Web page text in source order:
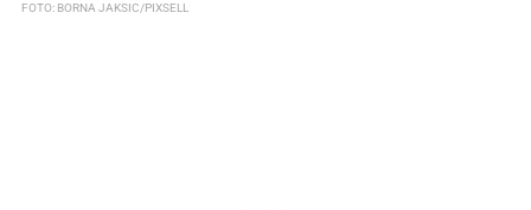
FOTO: BORNA JAKSIC/PIXSELL